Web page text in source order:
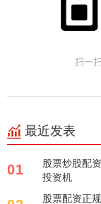
最近发表
01
股票炒股配
投资机
股票配资正